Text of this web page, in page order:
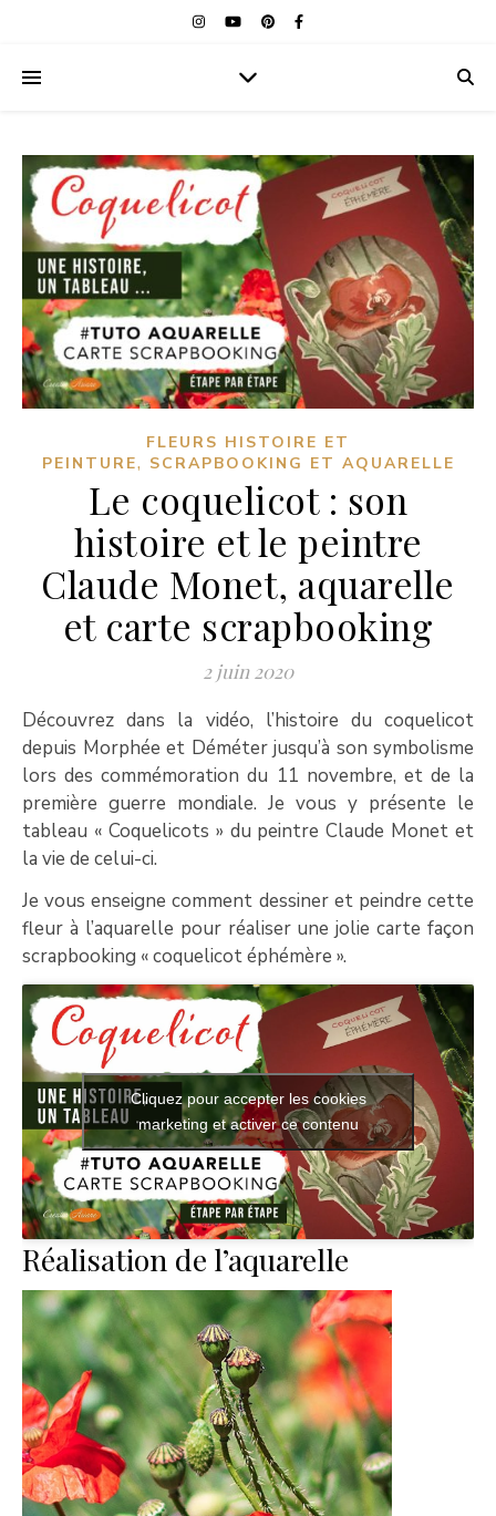
FLEURS HISTOIRE ET
PEINTURE, SCRAPBOOKING ET AQUARELLE
Le coquelicot : son
histoire et le peintre
Claude Monet, aquarelle
et carte scrapbooking
2 juin 2020
Découvrez dans la vidéo, l’histoire du coquelicot
depuis Morphée et Déméter jusqu’à son symbolisme
lors des commémoration du 11 novembre, et de la
première guerre mondiale. Je vous y présente le
tableau « Coquelicots » du peintre Claude Monet et
la vie de celui-ci.
Je vous enseigne comment dessiner et peindre cette
fleur à l’aquarelle pour réaliser une jolie carte façon
scrapbooking « coquelicot éphémère ».
Cliquez pour accepter les cookies
marketing et activer ce contenu
Réalisation de l’aquarelle